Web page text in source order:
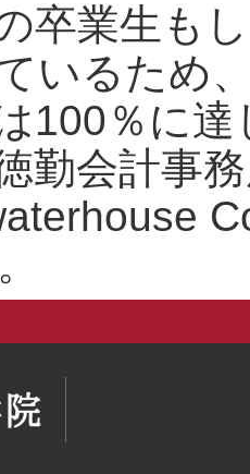
卒業生も
いるため
100％に
勤会計事